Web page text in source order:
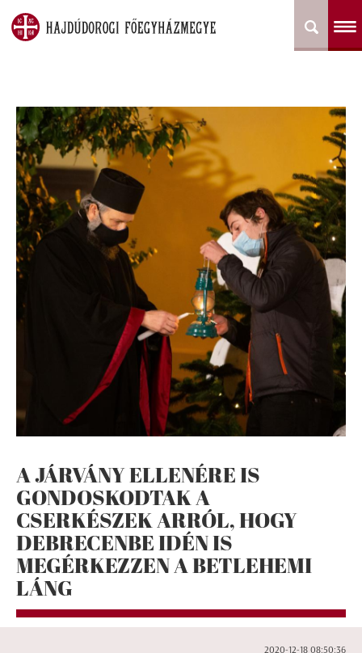
A JÁRVÁNY ELLENÉRE IS
GONDOSKODTAK A
CSERKÉSZEK ARRÓL, HOGY
DEBRECENBE IDÉN IS
MEGÉRKEZZEN A BETLEHEMI
LÁNG
2020-12-18 08:50:36